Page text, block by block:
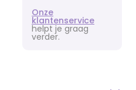
Onze
klantenservice
helpt je graag
verder.